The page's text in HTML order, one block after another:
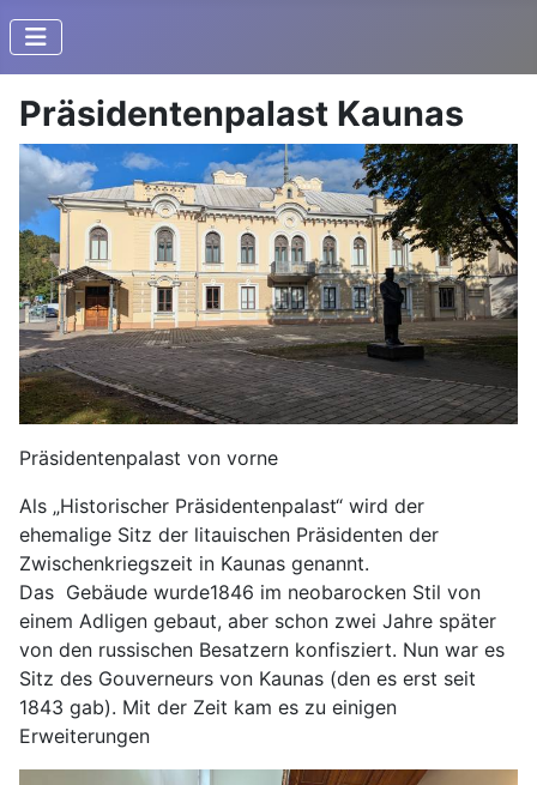
Präsidentenpalast Kaunas
Präsidentenpalast von vorne
Als „Historischer Präsidentenpalast“ wird der
ehemalige Sitz der litauischen Präsidenten der
Zwischenkriegszeit in Kaunas genannt.
Das Gebäude wurde1846 im neobarocken Stil von
einem Adligen gebaut, aber schon zwei Jahre später
von den russischen Besatzern konfisziert. Nun war es
Sitz des Gouverneurs von Kaunas (den es erst seit
1843 gab). Mit der Zeit kam es zu einigen
Erweiterungen